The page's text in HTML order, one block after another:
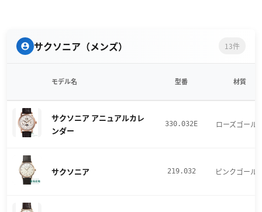
サクソニア（メンズ） 13件
モデル名 型番 材質
サクソニア アニュアルカレ
ンダー
330.032E ローズゴール
サクソニア 219.032 ピンクゴール